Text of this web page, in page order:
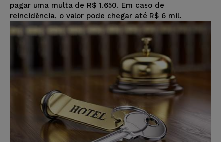
pagar uma multa de R$ 1.650. Em caso de
reincidência, o valor pode chegar até R$ 6 mil.